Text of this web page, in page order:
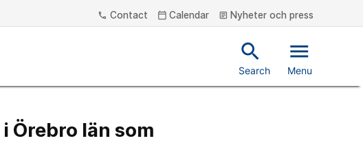
phone Contact calendar_today Calendar article Nyheter och press
search
Search
menu
Menu
Örebro län som